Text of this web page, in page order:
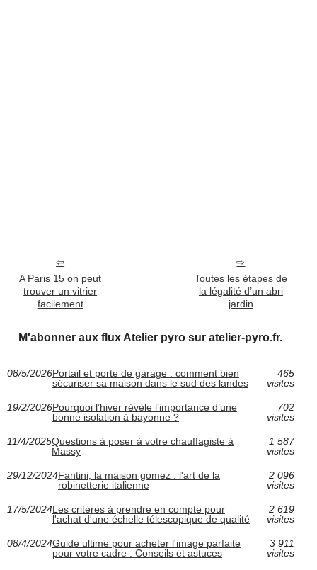
A Paris 15 on peut
trouver un vitrier
facilement
Toutes les étapes de
la légalité d’un abri
jardin
M'abonner aux flux Atelier pyro sur atelier-pyro.fr.
08/5/2026Portail et porte de garage : comment bien
sécuriser sa maison dans le sud des landes
465
visites
19/2/2026Pourquoi l’hiver révèle l’importance d’une
bonne isolation à bayonne ?
702
visites
11/4/2025Questions à poser à votre chauffagiste à
Massy
1 587
visites
29/12/2024Fantini, la maison gomez : l'art de la
robinetterie italienne
2 096
visites
17/5/2024Les critères à prendre en compte pour
l'achat d'une échelle télescopique de qualité
2 619
visites
08/4/2024Guide ultime pour acheter l'image parfaite
pour votre cadre : Conseils et astuces
3 911
visites